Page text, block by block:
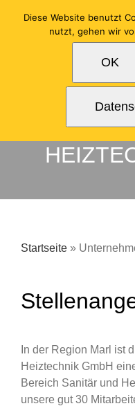
Inhalt
Startseite »
In der Region Marl ist
Heiztechnik GmbH
Bereich Sanitär und
unsere gut 30
Diese Website benutzt
nutzt, gehen wir
OK